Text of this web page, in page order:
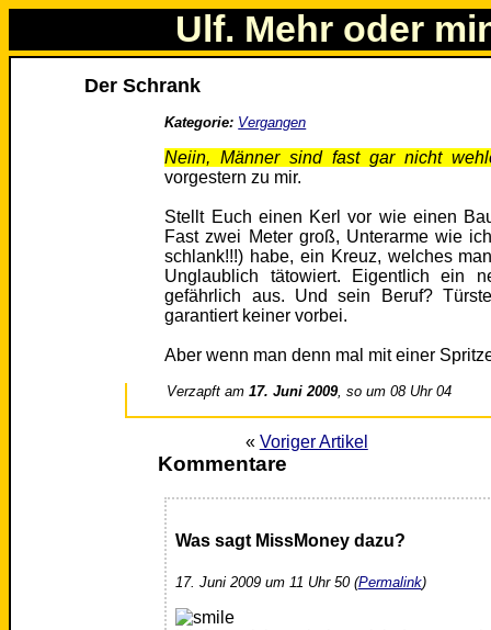
Ulf. Mehr oder
Der Schrank
Kategorie: Vergangen
Neiin, Männer sind fast gar nicht
vorgestern zu mir.
Stellt Euch einen Kerl vor wie einen
Fast zwei Meter groß, Unterarme wie
schlank!!!) habe, ein Kreuz, welches
Unglaublich tätowiert. Eigentlich ein
gefährlich aus. Und sein Beruf?
garantiert keiner vorbei.
Aber wenn man denn mal mit einer
Verzapft am17. Juni 2009, so um 08 Uhr 04
« Voriger Artikel
Kommentare
Was sagt MissMoney dazu?
17. Juni 2009 um 11 Uhr 50 (Permalink)